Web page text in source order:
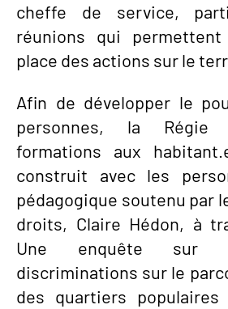
cheffe de service,
réunions qui
place des actions sur le
Afin de développer le
personnes, la Régie
formations aux
construit avec les
pédagogique soutenu par
droits, Claire Hédon, à
Une enquête sur
discriminations sur le
des quartiers